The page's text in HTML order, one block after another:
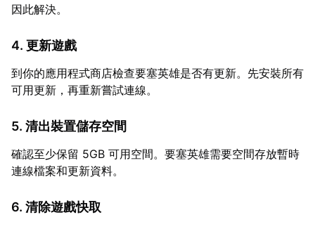
因此解決。
4. 更新遊戲
到你的應用程式商店檢查要塞英雄是否有更新。先安裝所有
可用更新，再重新嘗試連線。
5. 清出裝置儲存空間
確認至少保留 5GB 可用空間。要塞英雄需要空間存放暫時
連線檔案和更新資料。
6. 清除遊戲快取